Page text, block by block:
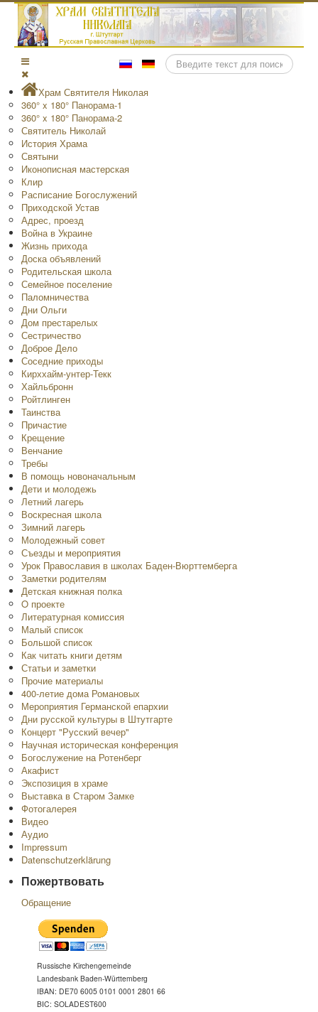
Поиск
Храм Святителя Николая
360° x 180° Панорама-1
360° x 180° Панорама-2
Святитель Николай
История Храма
Святыни
Иконописная мастерская
Клир
Расписание Богослужений
Приходской Устав
Адрес, проезд
Война в Украине
Жизнь прихода
Доска объявлений
Родительская школа
Семейное поселение
Паломничества
Дни Ольги
Дом престарелых
Сестричество
Доброе Дело
Соседние приходы
Кирххайм-унтер-Текк
Хайльбронн
Ройтлинген
Таинства
Причастие
Крещение
Венчание
Требы
В помощь новоначальным
Дети и молодежь
Летний лагерь
Воскресная школа
Зимний лагерь
Молодежный совет
Съезды и мероприятия
Урок Православия в школах Баден-Вюрттемберга
Заметки родителям
Детская книжная полка
O проекте
Литературная комиссия
Малый список
Большой список
Как читать книги детям
Статьи и заметки
Прочие материалы
400-летие дома Романовых
Мероприятия Германской епархии
Дни русской культуры в Штутгарте
Концерт "Русский вечер"
Научная историческая конференция
Богослужение на Ротенберг
Акафист
Экспозиция в храме
Выставка в Старом Замке
Фотогалерея
Видео
Аудио
Impressum
Datenschutzerklärung
Пожертвовать
Обращение
Russische Kirchengemeinde
Landesbank Baden-Württemberg
IBAN: DE70 6005 0101 0001 2801 66
BIC: SOLADEST600